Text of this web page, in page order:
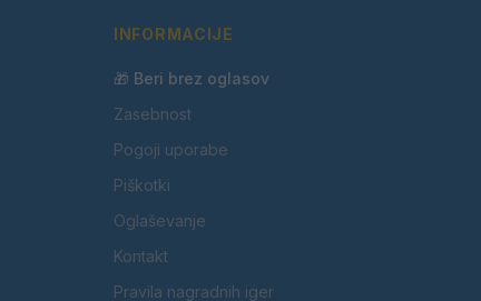
INFORMACIJE
🎁 Beri brez oglasov
Zasebnost
Pogoji uporabe
Piškotki
Oglaševanje
Kontakt
Pravila nagradnih iger